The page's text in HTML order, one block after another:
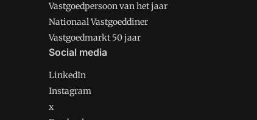
Vastgoedpersoon van het jaar
Nationaal Vastgoeddiner
Vastgoedmarkt 50 jaar
Social media
LinkedIn
Instagram
x